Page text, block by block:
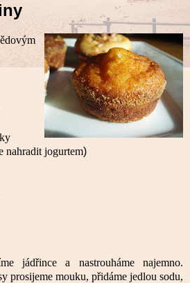
nahradit jogurtem)
jádřince a nastrouháme najemno.
prosijeme mouku, přidáme jedlou sodu,